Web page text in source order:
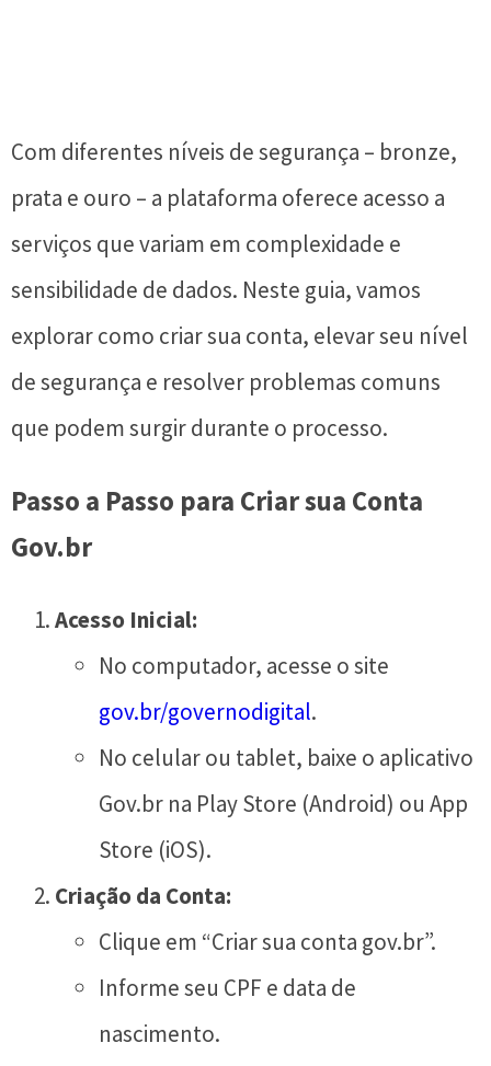
Com diferentes níveis de segurança – bronze,
prata e ouro – a plataforma oferece acesso a
serviços que variam em complexidade e
sensibilidade de dados. Neste guia, vamos
explorar como criar sua conta, elevar seu nível
de segurança e resolver problemas comuns
que podem surgir durante o processo.
Passo a Passo para Criar sua Conta
Gov.br
Acesso Inicial:
No computador, acesse o site
gov.br/governodigital.
No celular ou tablet, baixe o aplicativo
Gov.br na Play Store (Android) ou App
Store (iOS).
Criação da Conta:
Clique em “Criar sua conta gov.br”.
Informe seu CPF e data de
nascimento.